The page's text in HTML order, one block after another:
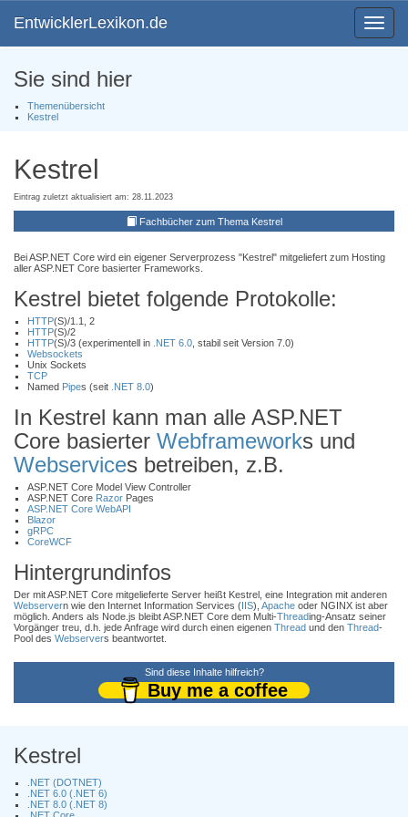
Toggle
EntwicklerLexikon.de
Sie sind hier
Themenübersicht
Kestrel
Kestrel
Eintrag zuletzt aktualisiert am: 28.11.2023
Fachbücher zum Thema Kestrel
Bei ASP.NET Core wird ein eigener Serverprozess "Kestrel" mitgeliefert zum Hosting
aller ASP.NET Core basierter Frameworks.
Kestrel bietet folgende Protokolle:
HTTP(S)/1.1, 2
HTTP(S)/2
HTTP(S)/3 (experimentell in .NET 6.0 , stabil seit Version 7.0)
Websockets
Unix Sockets
TCP
Named Pipes (seit .NET 8.0)
In Kestrel kann man alle ASP.NET
Core basierter Webframeworks und
Webservices betreiben, z.B.
ASP.NET Core Model View Controller
ASP.NET Core Razor Pages
ASP.NET Core WebAPI
Blazor
gRPC
CoreWCF
Hintergrundinfos
Der mit ASP.NET Core mitgelieferte Server heißt Kestrel, eine Integration mit anderen
Webservern wie den Internet Information Services (IIS), Apache oder NGINX ist aber
möglich. Anders als Node.js bleibt ASP.NET Core dem Multi-Threading-Ansatz seiner
Vorgänger treu, d.h. jede Anfrage wird durch einen eigenen Thread und den Thread-
Pool des Webservers beantwortet.
Sind diese Inhalte hilfreich?
Buy me a coffee
Kestrel
.NET (DOTNET)
.NET 6.0 (.NET 6)
.NET 8.0 (.NET 8)